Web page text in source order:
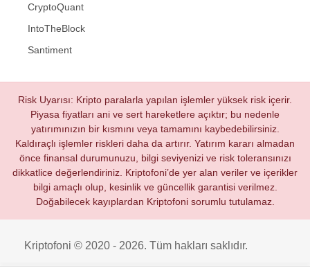
CryptoQuant
IntoTheBlock
Santiment
Risk Uyarısı: Kripto paralarla yapılan işlemler yüksek risk içerir.
Piyasa fiyatları ani ve sert hareketlere açıktır; bu nedenle
yatırımınızın bir kısmını veya tamamını kaybedebilirsiniz.
Kaldıraçlı işlemler riskleri daha da artırır. Yatırım kararı almadan
önce finansal durumunuzu, bilgi seviyenizi ve risk toleransınızı
dikkatlice değerlendiriniz. Kriptofoni’de yer alan veriler ve içerikler
bilgi amaçlı olup, kesinlik ve güncellik garantisi verilmez.
Doğabilecek kayıplardan Kriptofoni sorumlu tutulamaz.
Kriptofoni © 2020 - 2026. Tüm hakları saklıdır.